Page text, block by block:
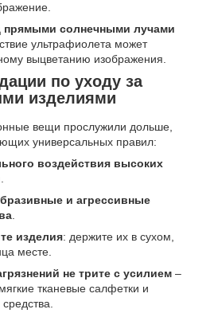
прямыми солнечными лучами
ультрафиолета может
выцветанию изображения.
по уходу за
изделиями
вещи прослужили дольше,
универсальных правил:
воздействия высоких
и агрессивные
изделия: держите их в сухом,
месте.
не трите с усилием –
тканевые салфетки и